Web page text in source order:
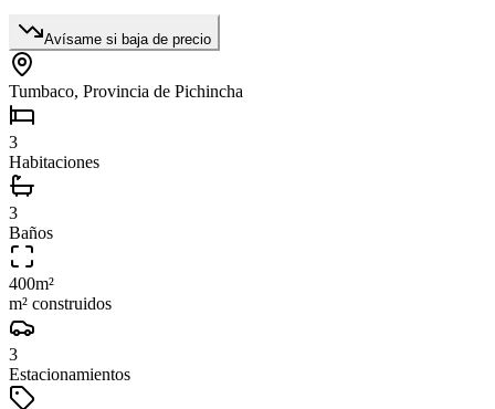
Avísame si baja de precio
Tumbaco, Provincia de Pichincha
3
Habitaciones
3
Baños
400m²
m² construidos
3
Estacionamientos